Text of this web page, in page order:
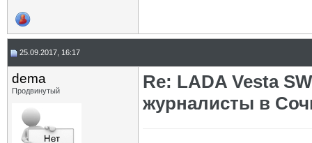
25.09.2017, 16:17
dema
Продвинутый
Re: LADA Vesta
журналисты в